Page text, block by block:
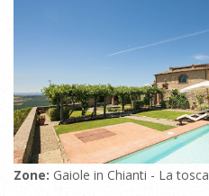
Zone: Gaiole in Chianti - La